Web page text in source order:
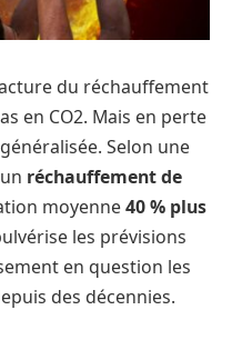
du réchauffement
en CO2. Mais en perte
Selon une
réchauffement de
moyenne40 % plus
les prévisions
en question les
des décennies.